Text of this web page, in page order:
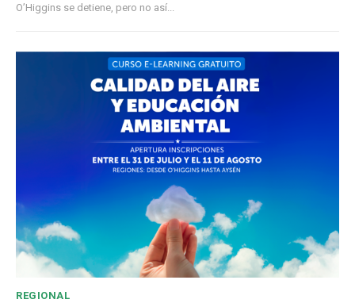
O’Higgins se detiene, pero no así...
REGIONAL